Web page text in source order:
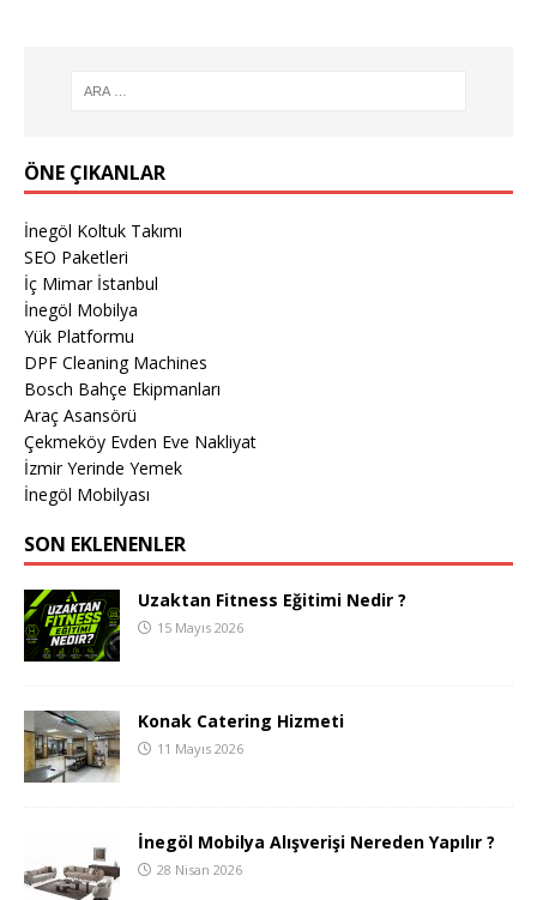
ÖNE ÇIKANLAR
İnegöl Koltuk Takımı
SEO Paketleri
İç Mimar İstanbul
İnegöl Mobilya
Yük Platformu
DPF Cleaning Machines
Bosch Bahçe Ekipmanları
Araç Asansörü
Çekmeköy Evden Eve Nakliyat
İzmir Yerinde Yemek
İnegöl Mobilyası
SON EKLENENLER
Uzaktan Fitness Eğitimi Nedir ?
15 Mayıs 2026
Konak Catering Hizmeti
11 Mayıs 2026
İnegöl Mobilya Alışverişi Nereden Yapılır ?
28 Nisan 2026